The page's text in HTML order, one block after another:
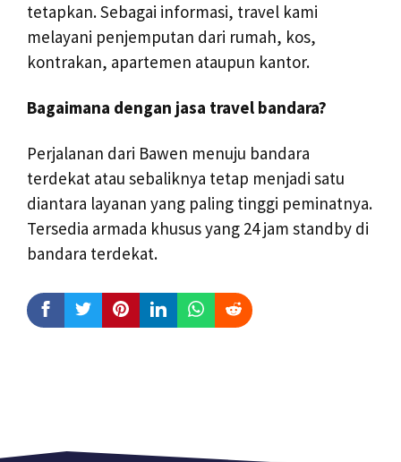
tetapkan. Sebagai informasi, travel kami
melayani penjemputan dari rumah, kos,
kontrakan, apartemen ataupun kantor.
Bagaimana dengan jasa travel bandara?
Perjalanan dari Bawen menuju bandara
terdekat atau sebaliknya tetap menjadi satu
diantara layanan yang paling tinggi peminatnya.
Tersedia armada khusus yang 24 jam standby di
bandara terdekat.